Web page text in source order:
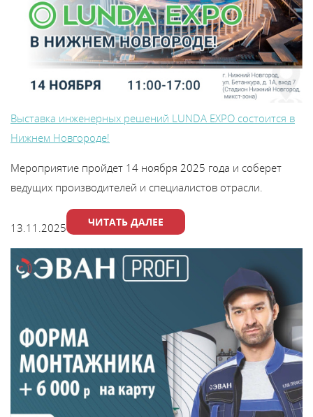
Выставка инженерных решений LUNDA EXPO состоится в
Нижнем Новгороде!
Мероприятие пройдет 14 ноября 2025 года и соберет
ведущих производителей и специалистов отрасли.
13.11.2025 ЧИТАТЬ ДАЛЕЕ